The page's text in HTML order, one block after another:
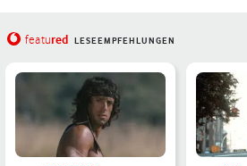
featured LESEEMPFEHLUNGEN